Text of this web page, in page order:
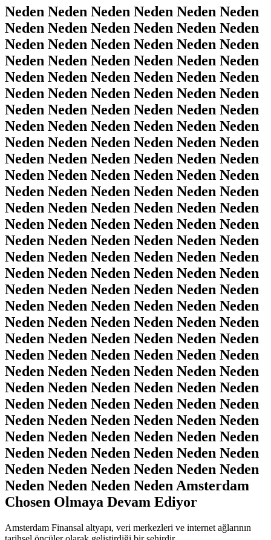
Neden Neden Neden Neden Neden Neden
Neden Neden Neden Neden Neden Neden
Neden Neden Neden Neden Neden Neden
Neden Neden Neden Neden Neden Neden
Neden Neden Neden Neden Neden Neden
Neden Neden Neden Neden Neden Neden
Neden Neden Neden Neden Neden Neden
Neden Neden Neden Neden Neden Neden
Neden Neden Neden Neden Neden Neden
Neden Neden Neden Neden Neden Neden
Neden Neden Neden Neden Neden Neden
Neden Neden Neden Neden Neden Neden
Neden Neden Neden Neden Neden Neden
Neden Neden Neden Neden Neden Neden
Neden Neden Neden Neden Neden Neden
Neden Neden Neden Neden Neden Neden
Neden Neden Neden Neden Neden Neden
Neden Neden Neden Neden Neden Neden
Neden Neden Neden Neden Neden Neden
Neden Neden Neden Neden Neden Neden
Neden Neden Neden Neden Neden Neden
Neden Neden Neden Neden Neden Neden
Neden Neden Neden Neden Neden Neden
Neden Neden Neden Neden Neden Neden
Neden Neden Neden Neden Neden Neden
Neden Neden Neden Neden Neden Neden
Neden Neden Neden Neden Neden Neden
Neden Neden Neden Neden Neden Neden
Neden Neden Neden Neden Neden Neden
Neden Neden Neden Neden Amsterdam
Chosen Olmaya Devam Ediyor
Amsterdam Finansal altyapı, veri merkezleri ve internet ağlarının